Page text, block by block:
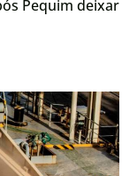
Pequim deixar